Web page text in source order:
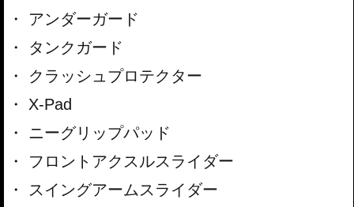
アンダーガード
タンクガード
クラッシュプロテクター
X-Pad
ニーグリップパッド
フロントアクスルスライダー
スイングアームスライダー